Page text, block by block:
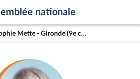
nationale
Mme Sophie Mette - Gironde (9e circonscription)